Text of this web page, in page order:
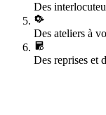
Des
Des ateliers à
Des reprises et